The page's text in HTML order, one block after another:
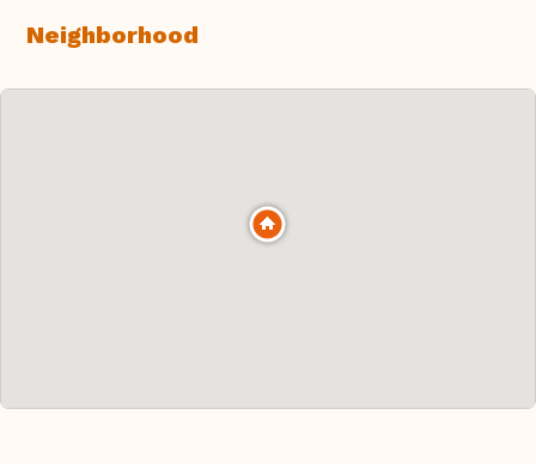
Neighborhood